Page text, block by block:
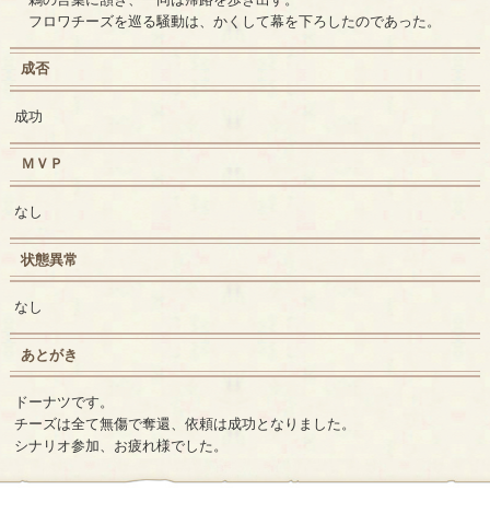
フロワチーズを巡る騒動は、かくして幕を下ろしたのであった。
成否
成功
ＭＶＰ
なし
状態異常
なし
あとがき
ドーナツです。
チーズは全て無傷で奪還、依頼は成功となりました。
シナリオ参加、お疲れ様でした。